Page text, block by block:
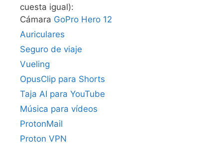
cuesta igual):
Cámara GoPro Hero 12
Auriculares
Seguro de viaje
Vueling
OpusClip para Shorts
Taja AI para YouTube
Música para vídeos
ProtonMail
Proton VPN